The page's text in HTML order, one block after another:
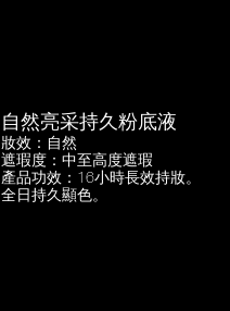
自然亮采持久粉底液
妝效：自然
遮瑕度：中至高度遮瑕
產品功效：16小時長效持妝。
全日持久顯色。